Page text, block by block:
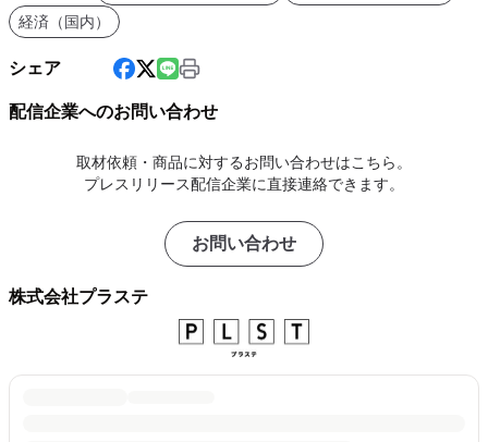
経済（国内）
シェア
配信企業へのお問い合わせ
取材依頼・商品に対するお問い合わせはこちら。
プレスリリース配信企業に直接連絡できます。
お問い合わせ
株式会社プラステ